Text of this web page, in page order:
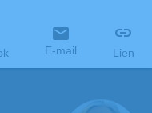
E-mail Lien